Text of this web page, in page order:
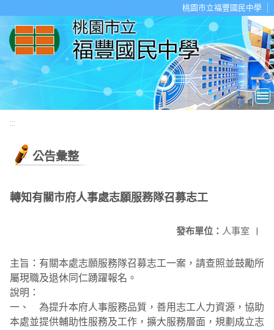
桃園市立福豐國民中學
:::
公告彙整
轉知有關市府人事處志願服務隊召募志工
發布單位： 人事室 |
主旨：有關本處志願服務隊召募志工一案，請查照並鼓勵所
屬現職及退休同仁踴躍報名。
說明：
一、 為提升本府人事服務品質，善用志工人力資源，協助
本處並提供輔助性服務及工作，擴大服務層面，規劃成立志